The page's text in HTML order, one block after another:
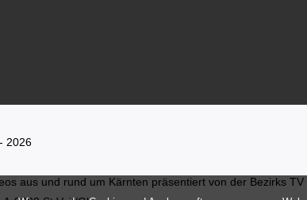
2026
aus und rund um Kärnten präsentiert von der Bezirks